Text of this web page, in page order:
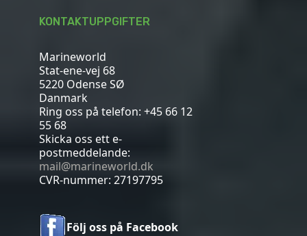
KONTAKTUPPGIFTER
Marineworld
Stat-ene-vej 68
5220 Odense SØ
Danmark
Ring oss på telefon: +45 66 12
55 68
Skicka oss ett e-
postmeddelande:
mail@marineworld.dk
CVR-nummer: 27197795
Följ oss på Facebook